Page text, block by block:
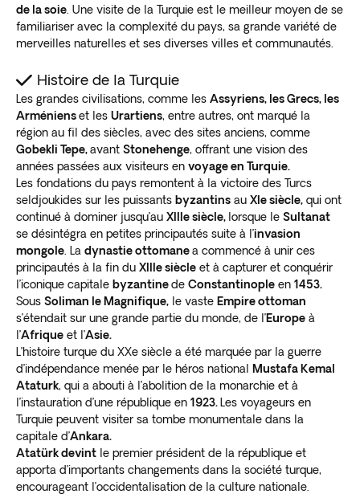
de la soie . Une visite de la Turquie est le meilleur moyen de se
familiariser avec la complexité du pays, sa grande variété de
merveilles naturelles et ses diverses villes et communautés.
Histoire de la Turquie
Les grandes civilisations, comme les Assyriens, les Grecs, les
Arménienset les Urartiens, entre autres, ont marqué la
région au fil des siècles, avec des sites anciens, comme
Gobekli Tepe,avant Stonehenge, offrant une vision des
années passées aux visiteurs en voyage en Turquie.
Les fondations du pays remontent à la victoire des Turcs
seldjoukides sur les puissants byzantins au XIe siècle, qui ont
continué à dominer jusqu’au XIIIe siècle, lorsque le Sultanat
se désintégra en petites principautés suite à l’invasion
mongole . La dynastie ottomanea commencé à unir ces
principautés à la fin du XIIIe siècle et à capturer et conquérir
l’iconique capitale byzantinede Constantinople en 1453.
Sous Soliman le Magnifique, le vaste Empire ottoman
s’étendait sur une grande partie du monde, de l’Europe à
l’Afrique et l’Asie.
L’histoire turque du XXe siècle a été marquée par la guerre
d’indépendance menée par le héros national
Mustafa Kemal
Ataturk, qui a abouti à l’abolition de la monarchie et à
l’instauration d’une république en 1923. Les voyageurs en
Turquie peuvent visiter sa tombe monumentale dans la
capitale d’Ankara.
Atatürk devint le premier président de la république et
apporta d’importants changements dans la société turque,
encourageant l’occidentalisation de la culture nationale.